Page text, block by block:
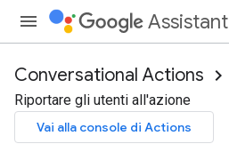
Assistant
Conversational Actions
Riportare gli utenti all'azione
Vai alla console di Actions